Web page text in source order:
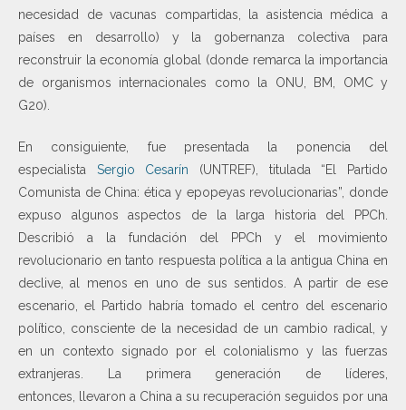
necesidad de vacunas compartidas, la asistencia médica a
países en desarrollo) y la gobernanza colectiva para
reconstruir la economía global (donde remarca la importancia
de organismos internacionales como la ONU, BM, OMC y
G20).
En consiguiente, fue presentada la ponencia del
especialista Sergio Cesarín (UNTREF), titulada “El Partido
Comunista de China: ética y epopeyas revolucionarias”, donde
expuso algunos aspectos de la larga historia del PPCh.
Describió a la fundación del PPCh y el movimiento
revolucionario en tanto respuesta política a la antigua China en
declive, al menos en uno de sus sentidos. A partir de ese
escenario, el Partido habría tomado el centro del escenario
político, consciente de la necesidad de un cambio radical, y
en un contexto signado por el colonialismo y las fuerzas
extranjeras. La primera generación de líderes,
entonces, llevaron a China a su recuperación seguidos por una